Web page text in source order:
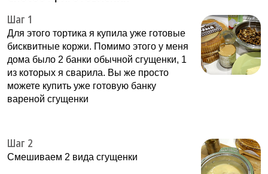
Шаг 1
Для этого тортика я купила уже готовые
бисквитные коржи. Помимо этого у меня
дома было 2 банки обычной сгущенки, 1
из которых я сварила. Вы же просто
можете купить уже готовую банку
вареной сгущенки
Шаг 2
Смешиваем 2 вида сгущенки